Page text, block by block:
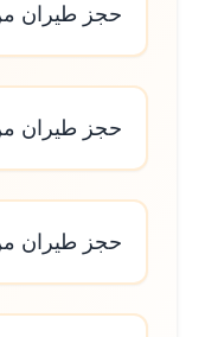
حجز طيران من
حجز طيران من
حجز طيران من